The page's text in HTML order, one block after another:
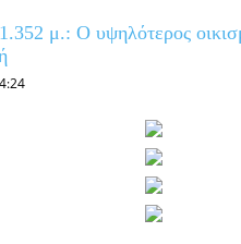
μ.: Ο υψηλότερος